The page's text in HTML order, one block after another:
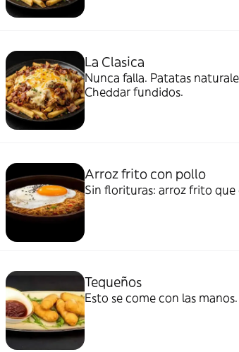
La Clasica
Nunca falla. Patatas
Cheddar fundidos.
Arroz frito con pollo
Sin florituras: arroz frito que
Tequeños
Esto se come con las